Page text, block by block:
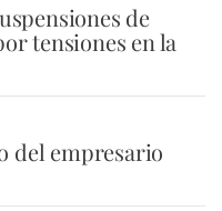
de
tensiones en la
del empresario